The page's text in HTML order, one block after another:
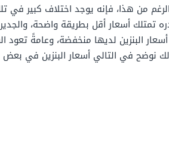
من هذا، فإنه يوجد اختلاف كبير في
تمتلك أسعار أقل بطريقة واضحة،
البنزين لديها منخفضة، وعامةً تعود
نوضح في التالي أسعار البنزين في بعض